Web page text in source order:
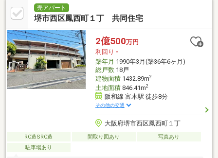
売アパート
堺市西区鳳西町１丁 共同住宅
2億500万円
利回り -
築年月 1990年3月(築36年6ヶ月)
総戸数18戸
建物面積1432.89m2
土地面積846.41m2
阪和線 富木駅 徒歩8分
その他の交通
大阪府堺市西区鳳西町１丁
RC造SRC造 間取り図あり
写真あり
駐車場あり